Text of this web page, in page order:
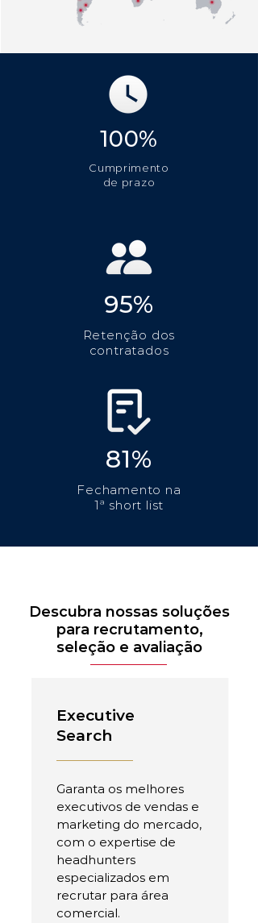
100%
Cumprimento
de prazo
95%
Retenção dos
contratados
81%
Fechamento na
1ª short list
Descubra nossas soluções
para recrutamento,
seleção e avaliação
Executive
Search
Garanta os melhores
executivos de vendas e
marketing do mercado,
com o expertise de
headhunters
especializados em
recrutar para área
comercial.